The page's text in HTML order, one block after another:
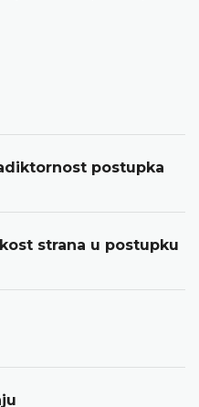
postupka
strana u postupku